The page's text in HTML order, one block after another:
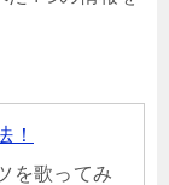
！
を歌ってみ